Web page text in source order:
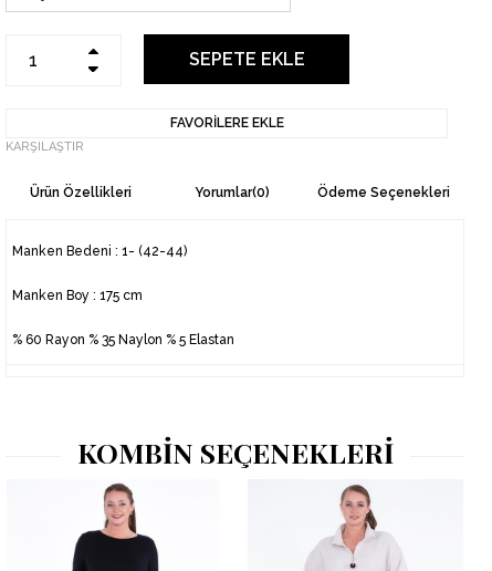
FAVORILERE EKLE
KARŞILAŞTIR
Ürün Özellikleri Yorumlar(0) Ödeme Seçenekleri
Manken Bedeni : 1- (42-44)
Manken Boy : 175 cm
% 60 Rayon % 35 Naylon % 5 Elastan
KOMBİN SEÇENEKLERİ